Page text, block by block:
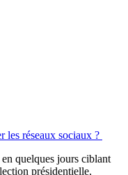
les réseaux sociaux ?
quelques jours ciblant
présidentielle,